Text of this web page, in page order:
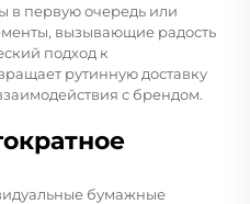
в первую очередь или
вызывающие радость
подход к
рутинную доставку
с брендом.
бумажные